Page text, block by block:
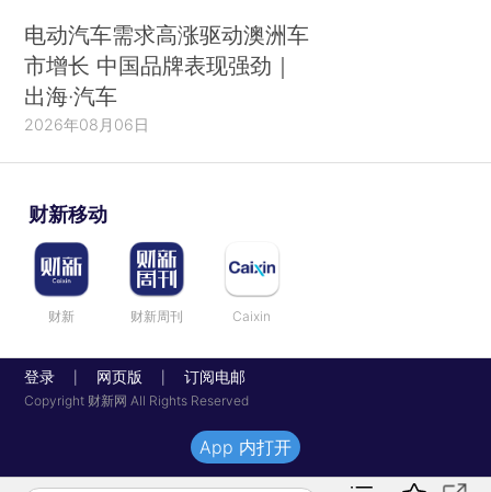
电动汽车需求高涨驱动澳洲车
市增长 中国品牌表现强劲｜
出海·汽车
2026年08月06日
财新移动
财新 财新周刊 Caixin
登录 网页版 订阅电邮
Copyright 财新网 All Rights Reserved
App 内打开